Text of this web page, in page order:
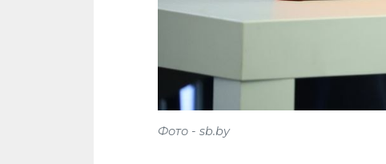
Фото - sb.by